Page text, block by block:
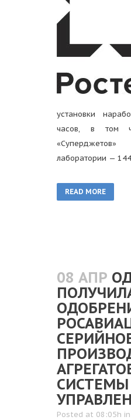
установки
часов, в том
лаборатории —
READ MORE
08 АПР
СИСТЕМЫ
Posted at 08:05h in